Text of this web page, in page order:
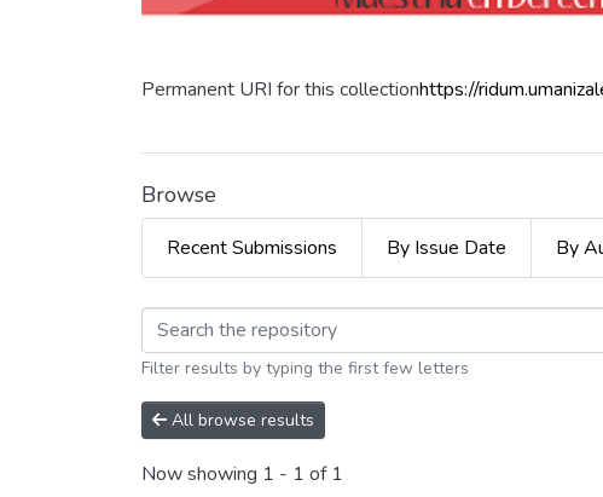
Permanent URI for this collectionhttps://
Browse
Recent Submissions By Issue Date By
Browsing Maestria en
Filter results by typing the first few letters
All browse results
Now showing 1 - 1 of 1